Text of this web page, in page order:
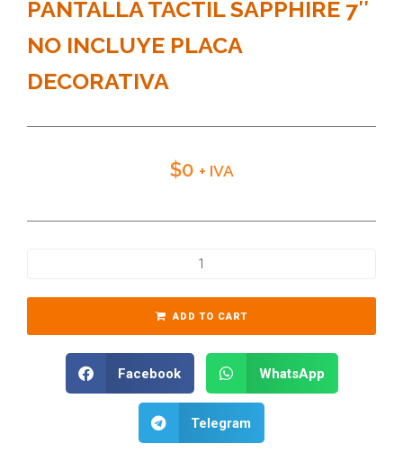
PANTALLA TÁCTIL SAPPHIRE 7″
NO INCLUYE PLACA
DECORATIVA
$0 + IVA
ADD TO CART
Facebook WhatsApp
Telegram